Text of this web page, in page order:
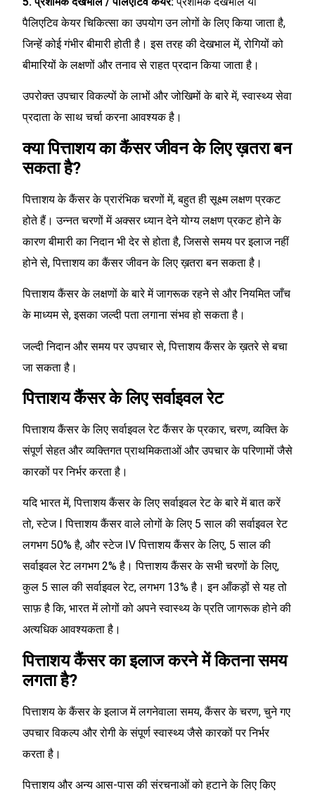
पैलिएटिव केयर चिकित्सा का उपयोग उन लोगों के लिए किया जाता है,
जिन्हें कोई गंभीर ‎बीमारी होती है। इस तरह की देखभाल में, रोगियों को
बीमारियों के लक्षणों और तनाव से राहत प्रदान किया जाता है।
उपरोक्त उपचार विकल्पों के लाभों और जोखिमों के बारे में, स्वास्थ्य सेवा
प्रदाता के साथ चर्चा करना आवश्यक है।
क्या पित्ताशय का कैंसर जीवन के लिए ख़तरा बन
सकता है?
पित्ताशय के कैंसर के प्रारंभिक चरणों में, बहुत ही सूक्ष्म लक्षण प्रकट
होते हैं। उन्नत चरणों में अक्सर ध्यान देने योग्य लक्षण प्रकट होने के
कारण बीमारी का निदान भी देर से होता है, जिससे समय पर इलाज नहीं
होने से, पित्ताशय का कैंसर जीवन के लिए ख़तरा बन सकता है।
पित्ताशय कैंसर के लक्षणों के बारे में जागरूक रहने से और नियमित जाँच
के माध्यम से, इसका जल्दी पता लगाना संभव हो सकता है।
जल्दी निदान और समय पर उपचार से, पित्ताशय कैंसर के ख़तरे से बचा
जा सकता है।
पित्ताशय कैंसर के लिए सर्वाइवल रेट
पित्ताशय कैंसर के लिए सर्वाइवल रेट कैंसर के प्रकार, चरण, व्यक्ति के
संपूर्ण सेहत और व्यक्तिगत प्राथमिकताओं और उपचार के परिणामों जैसे
कारकों पर निर्भर करता है।
यदि भारत में, पित्ताशय कैंसर के लिए सर्वाइवल रेट के बारे में बात करें
तो, स्टेज I पित्ताशय कैंसर वाले लोगों के लिए 5 साल की सर्वाइवल रेट
लगभग 50% है, और स्टेज IV पित्ताशय कैंसर के लिए, 5 साल की
सर्वाइवल रेट लगभग 2% है। पित्ताशय कैंसर के सभी चरणों के लिए,
कुल 5 साल की सर्वाइवल रेट, लगभग 13% है। इन आँकड़ों से यह तो
साफ़ है कि, भारत में लोगों को अपने स्वास्थ्य के प्रति जागरूक होने की
अत्यधिक आवश्यकता है।
पित्ताशय कैंसर का इलाज करने में कितना समय
लगता है?
पित्ताशय के कैंसर के इलाज में लगनेवाला समय, कैंसर के चरण, चुने गए
उपचार विकल्प और रोगी के संपूर्ण स्वास्थ्य जैसे कारकों पर निर्भर
करता है।
पित्ताशय और अन्य आस-पास की संरचनाओं को हटाने के लिए किए